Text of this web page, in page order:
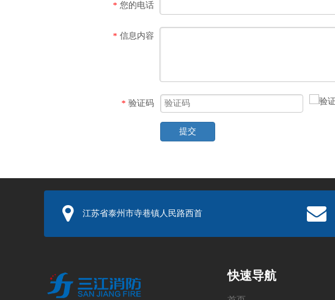
* 您的电话
* 信息内容
* 验证码
提交
江苏省泰州市寺巷镇人民路西首
快速导航